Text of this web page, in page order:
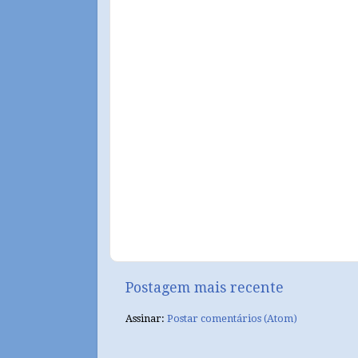
Postagem mais recente
Assinar: Postar comentários (Atom)